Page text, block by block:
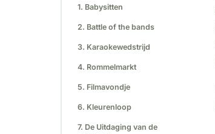
1. Babysitten
2. Battle of the bands
3. Karaokewedstrijd
4. Rommelmarkt
5. Filmavondje
6. Kleurenloop
7. De Uitdaging van de